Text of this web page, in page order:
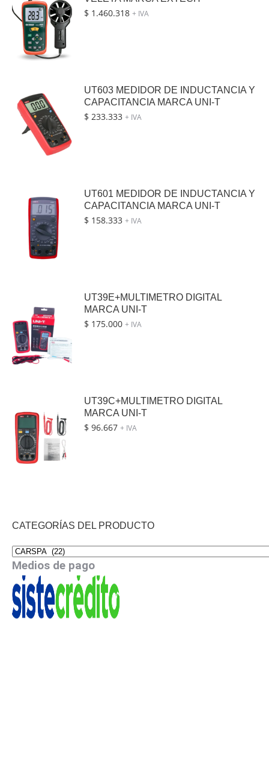
$ 1.460.318 + IVA
UT603 MEDIDOR DE INDUCTANCIA Y
CAPACITANCIA MARCA UNI-T
$ 233.333 + IVA
UT601 MEDIDOR DE INDUCTANCIA Y
CAPACITANCIA MARCA UNI-T
$ 158.333 + IVA
UT39E+MULTIMETRO DIGITAL
MARCA UNI-T
$ 175.000 + IVA
UT39C+MULTIMETRO DIGITAL
MARCA UNI-T
$ 96.667 + IVA
CATEGORÍAS DEL PRODUCTO
Medios de pago